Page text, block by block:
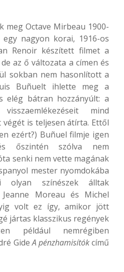
meg Octave Mirbeau 1900-
nagyon korai, 1916-os
Renoir készített filmet a
az ő változata a címen és
sokban nem hasonlított a
Buñuelt ihlette meg a
elég bátran hozzányúlt: a
mind
is teljesen átírta. Ettől
ezért?) Buñuel filmje igen
őszintén szólva nem
senki nem vette magának
mester nyomdokába
olyan színészek álltak
Moreau és Michel
volt ez így, amikor jött
jártas klasszikus regények
például nemrégiben
GideA pénzhamisítókcímű